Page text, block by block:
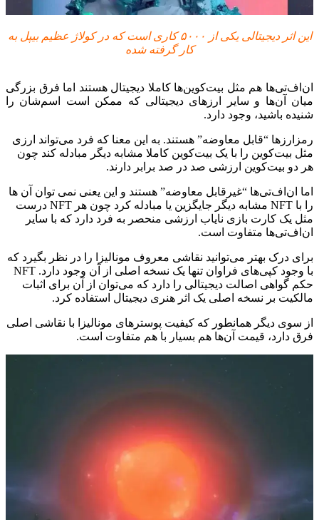
این اثر دیجیتالی یکی از ۵۰۰۰ کاری است که در کولاژ عظیم بیپل به
کار گرفته شده
ان‌اف‌تی‌‌ها هم مثل بیت‌کوین‌ها کاملا دیجیتال هستند اما فرق بزرگی
میان آن‌ها و سایر ارزهای دیجیتالی که ممکن است اسم‌شان را
شنیده باشید، وجود دارد.
رمز‌ارزها “قابل معاوضه” هستند. به این معنا که فرد می‌تواند ارزی
مثل بیت‌کوین را با یک بیت‌کوین کاملا مشابه دیگر مبادله کند چون
هر دو بیت‌کوین ارزشی صد در صد برابر دارند.
اما ان‌اف‌تی‌ها “غیر‌قابل معاوضه” هستند و این یعنی نمی توان آن ها
را با NFT مشابه دیگر جایگزین یا مبادله کرد چون هر NFT درست
مثل یک کارت بازی نایاب ارزشی منحصر به فرد دارد که با سایر
ان‌اف‌تی‌ها متفاوت است.
برای درک بهتر می‌توانید نقاشی معروف مونالیزا را در نظر بگیرد که
با وجود کپی‌های فراوان تنها یک نسخه اصلی از آن وجود دارد. NFT
حکم گواهی اصالت دیجیتالی را دارد که می‌توان از آن برای اثبات
مالکیت بر نسخه اصلی یک اثر هنری دیجیتال استفاده کرد.
از سوی دیگر همانطور که کیفیت پوسترهای مونالیزا با نقاشی اصلی
فرق دارد، قیمت آن‌ها هم بسیار با هم متفاوت است.